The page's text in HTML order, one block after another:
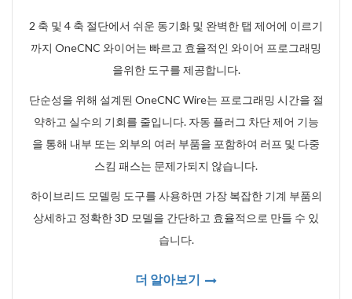
2 축 및 4 축 절단에서 쉬운 동기화 및 완벽한 탭 제어에 이르기
까지 OneCNC 와이어는 빠르고 효율적인 와이어 프로그래밍
을위한 도구를 제공합니다.
단순성을 위해 설계된 OneCNC Wire는 프로그래밍 시간을 절
약하고 실수의 기회를 줄입니다. 자동 플러그 차단 제어 기능
을 통해 내부 또는 외부의 여러 부품을 포함하여 러프 및 다중
스킴 패스는 문제가되지 않습니다.
하이브리드 모델링 도구를 사용하면 가장 복잡한 기계 부품의
상세하고 정확한 3D 모델을 간단하고 효율적으로 만들 수 있
습니다.
더 알아보기